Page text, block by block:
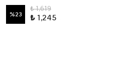
%23
₺ 1,619
₺ 1,245